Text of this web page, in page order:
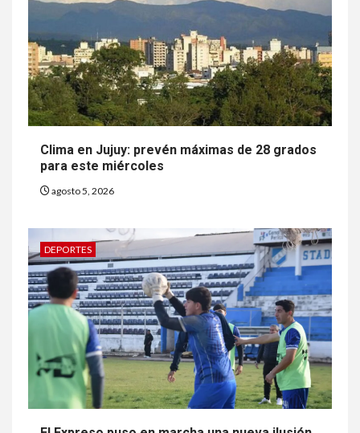
Clima en Jujuy: prevén máximas de 28 grados
para este miércoles
agosto 5, 2026
DEPORTES